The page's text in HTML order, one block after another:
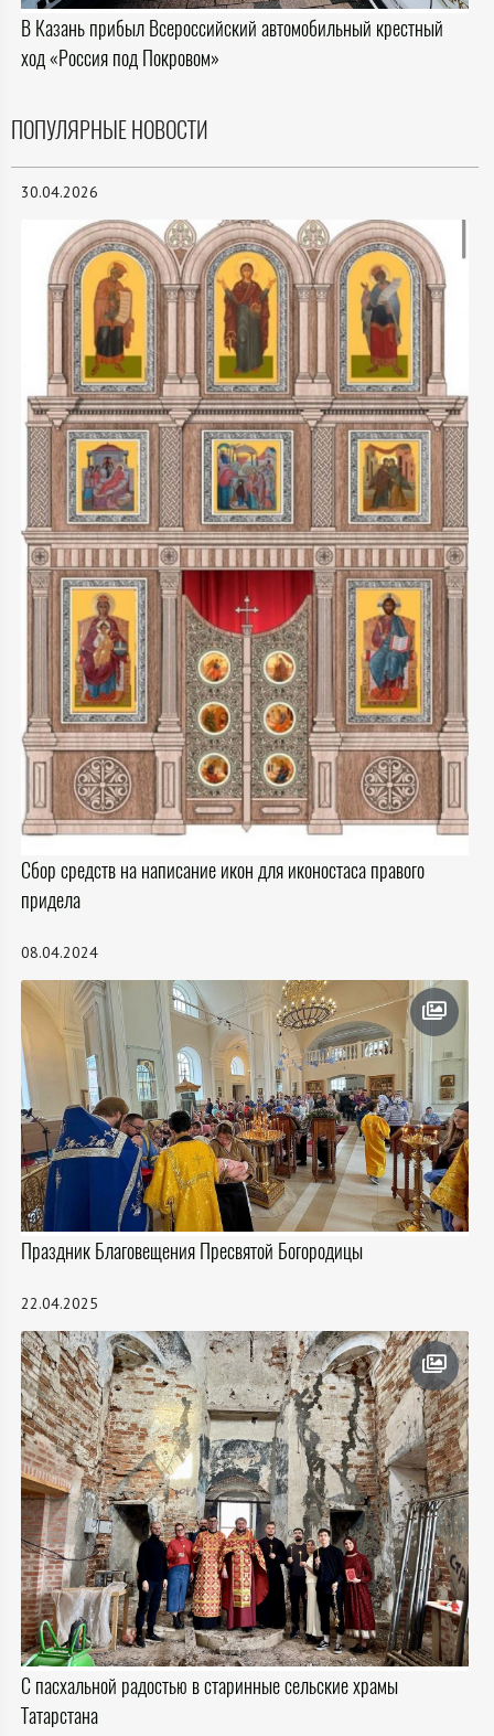
В Казань прибыл Всероссийский автомобильный крестный
ход «Россия под Покровом»
ПОПУЛЯРНЫЕ НОВОСТИ
30.04.2026
Сбор средств на написание икон для иконостаса правого
придела
08.04.2024
Праздник Благовещения Пресвятой Богородицы
22.04.2025
С пасхальной радостью в старинные сельские храмы
Татарстана